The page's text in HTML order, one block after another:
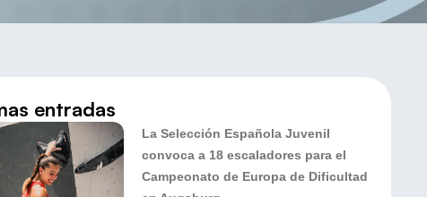
entradas
La Selección Española Juvenil
convoca a 18 escaladores para el
Campeonato de Europa de Dificultad